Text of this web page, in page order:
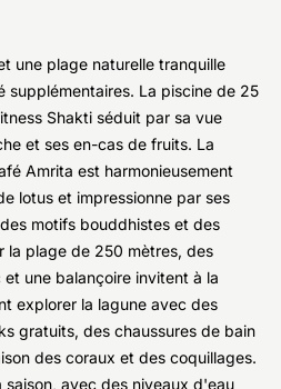
une plage naturelle tranquille
supplémentaires. La piscine de 25
Shakti séduit par sa vue
et ses en-cas de fruits. La
Amrita est harmonieusement
lotus et impressionne par ses
motifs bouddhistes et des
la plage de 250 mètres, des
une balançoire invitent à la
explorer la lagune avec des
gratuits, des chaussures de bain
des coraux et des coquillages.
saison, avec des niveaux d'eau